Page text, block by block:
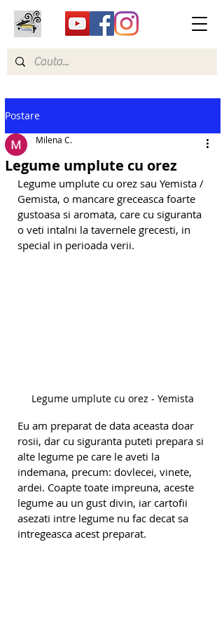
Postare
Legume umplute cu orez
Milena C.
Legume umplute cu orez sau Yemista /
Gemista, o mancare greceasca foarte
gustoasa si aromata, care cu siguranta
o veti intalni la tavernele grecesti, in
special in perioada verii.
Legume umplute cu orez - Yemista
Eu am preparat de data aceasta doar
rosii, dar cu siguranta puteti prepara si
alte legume pe care le aveti la
indemana, precum: dovlecei, vinete,
ardei. Coapte toate impreuna, aceste
legume au un gust divin, iar cartofii
asezati intre legume nu fac decat sa
intregeasca acest preparat.